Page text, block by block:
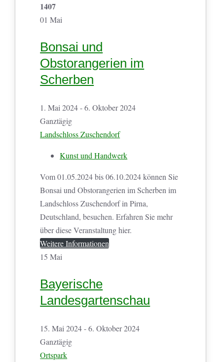
1407
01 Mai
Bonsai und
Obstorangerien im
Scherben
1. Mai 2024 - 6. Oktober 2024
Ganztägig
Landschloss Zuschendorf
Kunst und Handwerk
Vom 01.05.2024 bis 06.10.2024 können Sie
Bonsai und Obstorangerien im Scherben im
Landschloss Zuschendorf in Pirna,
Deutschland, besuchen. Erfahren Sie mehr
über diese Veranstaltung hier.
Weitere Informationen
15 Mai
Bayerische
Landesgartenschau
15. Mai 2024 - 6. Oktober 2024
Ganztägig
Ortspark